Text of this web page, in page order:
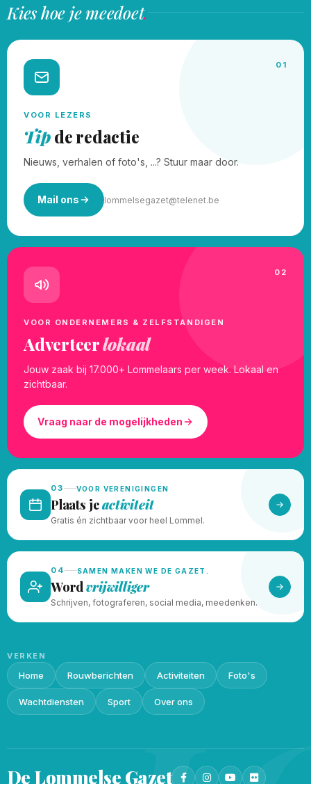
Kies hoe je meedoet.
01
VOOR LEZERS
Tipde redactie
Nieuws, verhalen of foto's, ...? Stuur maar door.
Mail ons lommelsegazet@telenet.be
02
VOOR ONDERNEMERS & ZELFSTANDIGEN
Adverteerlokaal
Jouw zaak bij 17.000+ Lommelaars per week. Lokaal en
zichtbaar.
Vraag naar de mogelijkheden
03 VOOR VERENIGINGEN
Plaats jeactiviteit
Gratis én zichtbaar voor heel Lommel.
04 SAMEN MAKEN WE DE GAZET.
Wordvrijwilliger
Schrijven, fotograferen, social media, meedenken.
VERKEN
Home Rouwberichten Activiteiten Foto's
Wachtdiensten Sport Over ons
De LommelseGazet